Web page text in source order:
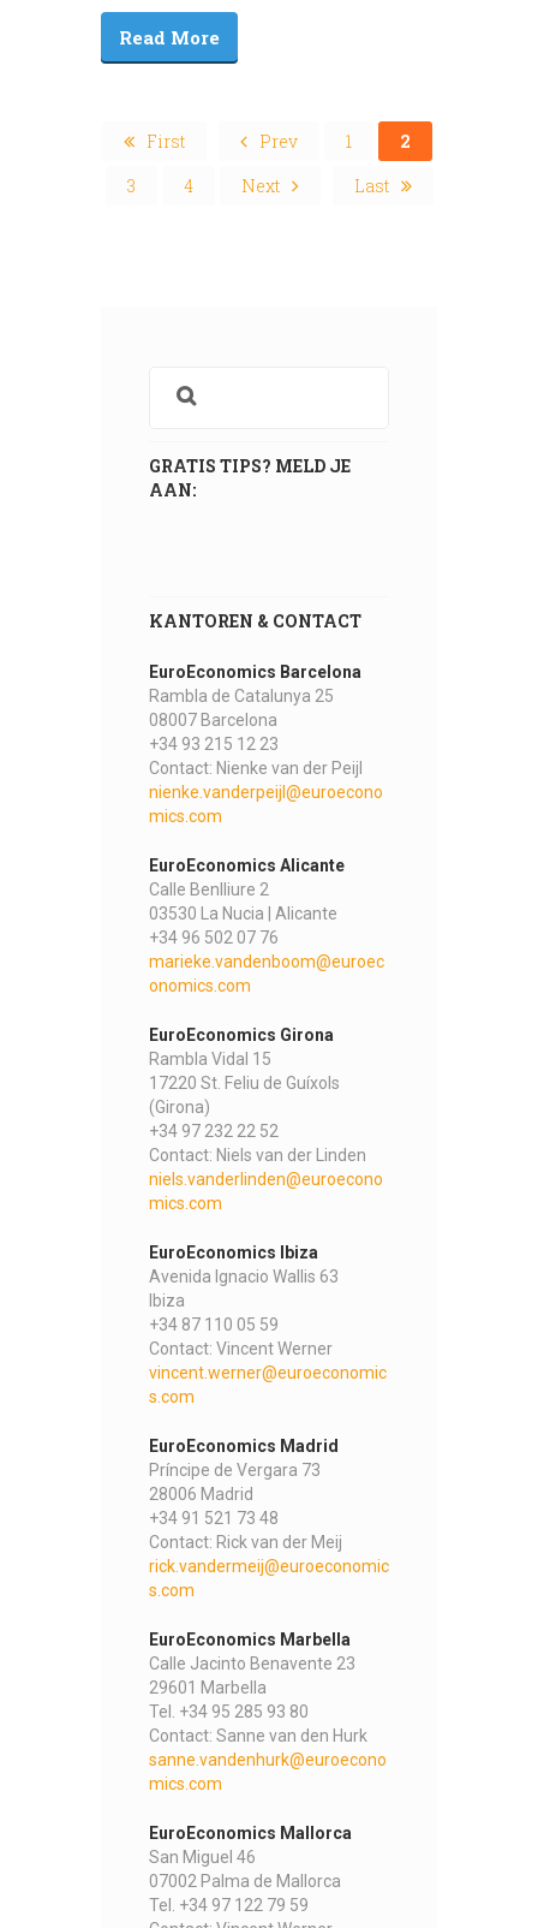
Read More
First Prev 1
2
3
4 Next Last
GRATIS TIPS? MELD JE
AAN:
KANTOREN & CONTACT
EuroEconomics Barcelona
Rambla de Catalunya 25
08007 Barcelona
+34 93 215 12 23
Contact: Nienke van der Peijl
nienke.vanderpeijl@euroecono
mics.com
EuroEconomics Alicante
Calle Benlliure 2
03530 La Nucia | Alicante
+34 96 502 07 76
marieke.vandenboom@euroec
onomics.com
EuroEconomics Girona
Rambla Vidal 15
17220 St. Feliu de Guíxols
(Girona)
+34 97 232 22 52
Contact: Niels van der Linden
niels.vanderlinden@euroecono
mics.com
EuroEconomics Ibiza
Avenida Ignacio Wallis 63
Ibiza
+34 87 110 05 59
Contact: Vincent Werner
vincent.werner@euroeconomic
s.com
EuroEconomics Madrid
Príncipe de Vergara 73
28006 Madrid
+34 91 521 73 48
Contact: Rick van der Meij
rick.vandermeij@euroeconomic
s.com
EuroEconomics Marbella
Calle Jacinto Benavente 23
29601 Marbella
Tel. +34 95 285 93 80
Contact: Sanne van den Hurk
sanne.vandenhurk@euroecono
mics.com
EuroEconomics Mallorca
San Miguel 46
07002 Palma de Mallorca
Tel. +34 97 122 79 59